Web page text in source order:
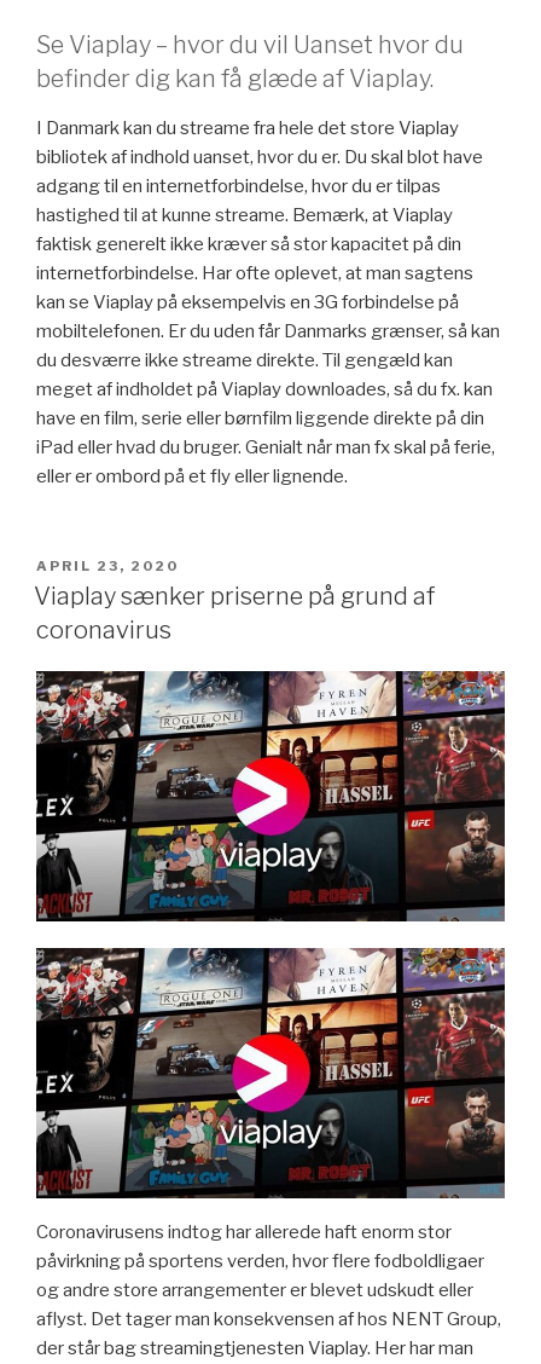
Se Viaplay – hvor du vil Uanset hvor du
befinder dig kan få glæde af Viaplay.
I Danmark kan du streame fra hele det store Viaplay
bibliotek af indhold uanset, hvor du er. Du skal blot have
adgang til en internetforbindelse, hvor du er tilpas
hastighed til at kunne streame. Bemærk, at Viaplay
faktisk generelt ikke kræver så stor kapacitet på din
internetforbindelse. Har ofte oplevet, at man sagtens
kan se Viaplay på eksempelvis en 3G forbindelse på
mobiltelefonen. Er du uden får Danmarks grænser, så kan
du desværre ikke streame direkte. Til gengæld kan
meget af indholdet på Viaplay downloades, så du fx. kan
have en film, serie eller børnfilm liggende direkte på din
iPad eller hvad du bruger. Genialt når man fx skal på ferie,
eller er ombord på et fly eller lignende.
PUBLICERAT
APRIL 23, 2020
Viaplay sænker priserne på grund af
coronavirus
Coronavirusens indtog har allerede haft enorm stor
påvirkning på sportens verden, hvor flere fodboldligaer
og andre store arrangementer er blevet udskudt eller
aflyst. Det tager man konsekvensen af hos NENT Group,
der står bag streamingtjenesten Viaplay. Her har man